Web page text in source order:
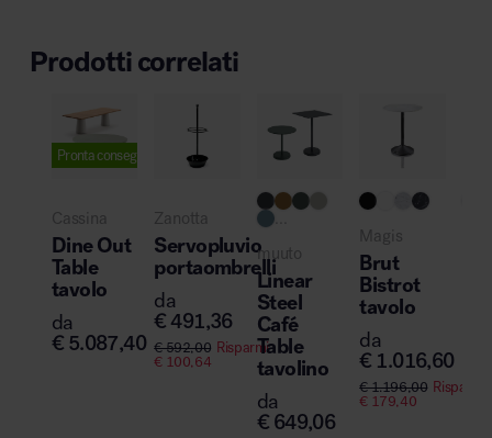
Prodotti correlati
Pronta consegna
Cassina
Dine Out
Table
tavolo
da
€ 5.087,40
Zanotta
Servopluvio
portaombrelli
da
€ 491,36
€592,00 Risparmi
€100,64
...
muuto
Linear
Steel
Café
Table
tavolino
da
€ 649,06
Magis
Brut
Bistrot
tavolo
da
€ 1.016,60
€1.196,00 Risparmi
€179,40